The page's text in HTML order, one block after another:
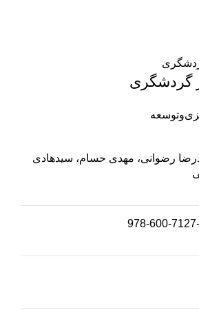
گردشگری
رضوانی، مهدی حسام، سیدهادی
978-600-